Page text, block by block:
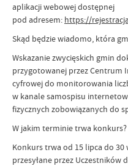
aplikacji webowej dostępnej
pod adresem: https://
Skąd będzie wiadomo, która
Wskazanie zwycięskich gmin
przygotowanej przez Centrum
cyfrowej do monitorowania
w kanale samospisu
fizycznych zobowiązanych do
W jakim terminie trwa konkurs?
Konkurs trwa od 15 lipca do 30
przesyłane przez Uczestników